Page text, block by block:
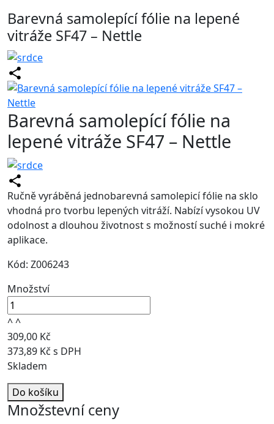
Barevná samolepící fólie na lepené
vitráže SF47 – Nettle
Barevná samolepící fólie na
lepené vitráže SF47 – Nettle
Ručně vyráběná jednobarevná samolepicí fólie na sklo
vhodná pro tvorbu lepených vitráží. Nabízí vysokou UV
odolnost a dlouhou životnost s možností suché i mokré
aplikace.
Kód: Z006243
Množství
^^
309,00 Kč
373,89 Kč s DPH
Skladem
Do košíku
Množstevní ceny